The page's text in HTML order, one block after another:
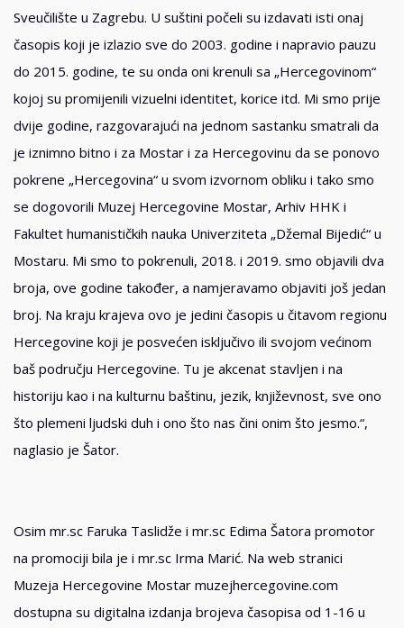
Sveučilište u Zagrebu. U suštini počeli su izdavati isti onaj
časopis koji je izlazio sve do 2003. godine i napravio pauzu
do 2015. godine, te su onda oni krenuli sa „Hercegovinom“
kojoj su promijenili vizuelni identitet, korice itd. Mi smo prije
dvije godine, razgovarajući na jednom sastanku smatrali da
je iznimno bitno i za Mostar i za Hercegovinu da se ponovo
pokrene „Hercegovina“ u svom izvornom obliku i tako smo
se dogovorili Muzej Hercegovine Mostar, Arhiv HHK i
Fakultet humanističkih nauka Univerziteta „Džemal Bijedić“ u
Mostaru. Mi smo to pokrenuli, 2018. i 2019. smo objavili dva
broja, ove godine također, a namjeravamo objaviti još jedan
broj. Na kraju krajeva ovo je jedini časopis u čitavom regionu
Hercegovine koji je posvećen isključivo ili svojom većinom
baš području Hercegovine. Tu je akcenat stavljen i na
historiju kao i na kulturnu baštinu, jezik, književnost, sve ono
što plemeni ljudski duh i ono što nas čini onim što jesmo.“,
naglasio je Šator.
Osim mr.sc Faruka Taslidže i mr.sc Edima Šatora promotor
na promociji bila je i mr.sc Irma Marić. Na web stranici
Muzeja Hercegovine Mostar muzejhercegovine.com
dostupna su digitalna izdanja brojeva časopisa od 1-16 u